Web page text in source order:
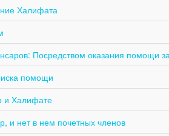
Халифата
Посредством оказания помощи
помощи
и Халифате
и нет в нем почетных членов